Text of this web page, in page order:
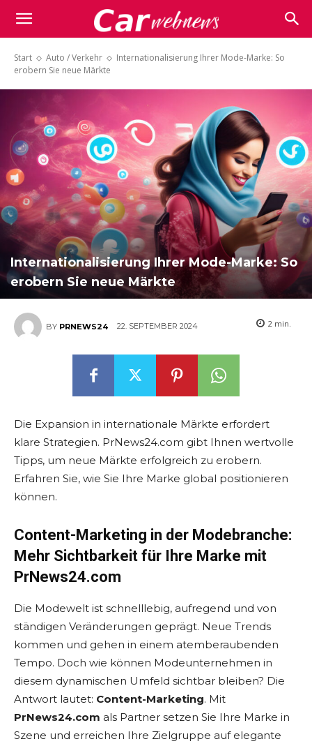
Carwebnews.com
Start Auto / Verkehr
Internationalisierung Ihrer Mode-Marke: So
erobern Sie neue Märkte
Internationalisierung Ihrer Mode-Marke: So
erobern Sie neue Märkte
BY PRNEWS24 22. SEPTEMBER 2024 2 min.
Die Expansion in internationale Märkte erfordert
klare Strategien. PrNews24.com gibt Ihnen wertvolle
Tipps, um neue Märkte erfolgreich zu erobern.
Erfahren Sie, wie Sie Ihre Marke global positionieren
können.
Content-Marketing in der Modebranche:
Mehr Sichtbarkeit für Ihre Marke mit
PrNews24.com
Die Modewelt ist schnelllebig, aufregend und von
ständigen Veränderungen geprägt. Neue Trends
kommen und gehen in einem atemberaubenden
Tempo. Doch wie können Modeunternehmen in
diesem dynamischen Umfeld sichtbar bleiben? Die
Antwort lautet: Content-Marketing. Mit
PrNews24.com als Partner setzen Sie Ihre Marke in
Szene und erreichen Ihre Zielgruppe auf elegante